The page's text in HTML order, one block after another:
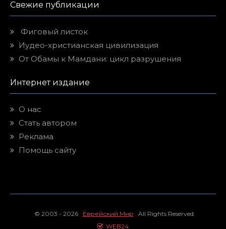
Свежие публикации
Фиговый листок
Иудео-христианская цивилизация
От Обамы к Мамдани: цикл разрушения
Интернет издание
О нас
Стать автором
Реклама
Помощь сайту
© 2003 - 2026 Еврейский Мир All Rights Reserved.
WEB24